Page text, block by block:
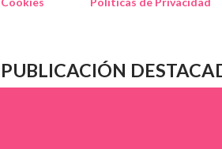
PUBLICACIÓN